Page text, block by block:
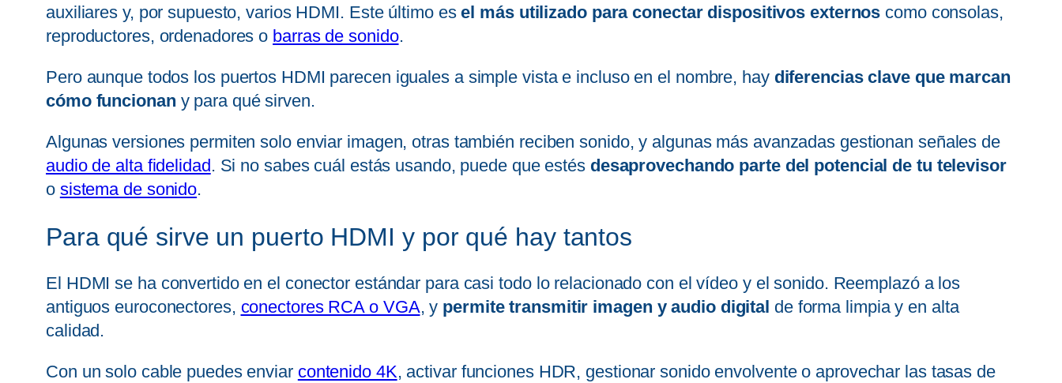
auxiliares y, por supuesto, varios HDMI. Este último esel más utilizado para conectar dispositivos externos como consolas,
reproductores, ordenadores o barras de sonido.
Pero aunque todos los puertos HDMI parecen iguales a simple vista e incluso en el nombre, hay diferencias clave que marcan
cómo funcionan y para qué sirven.
Algunas versiones permiten solo enviar imagen, otras también reciben sonido, y algunas más avanzadas gestionan señales de
audio de alta fidelidad . Si no sabes cuál estás usando, puede que estés desaprovechando parte del potencial de tu televisor
o sistema de sonido.
Para qué sirve un puerto HDMI y por qué hay tantos
El HDMI se ha convertido en el conector estándar para casi todo lo relacionado con el vídeo y el sonido. Reemplazó a los
antiguos euroconectores, conectores RCA o VGA, y permite transmitir imagen y audio digital de forma limpia y en alta
calidad.
Con un solo cable puedes enviar contenido 4K, activar funciones HDR, gestionar sonido envolvente o aprovechar las tasas de